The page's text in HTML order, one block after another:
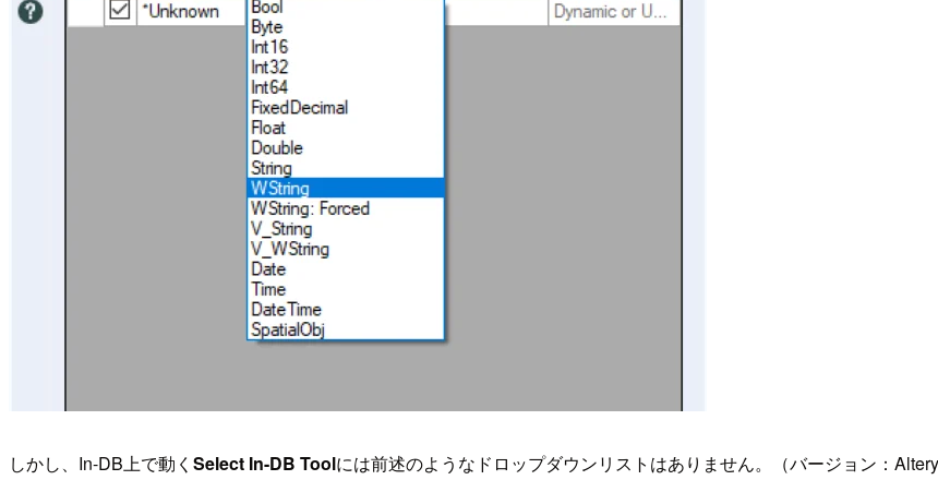
しかし、In-DB上で動く Select In-DB Toolには前述のようなドロップダウンリストはありません。（バージョン：